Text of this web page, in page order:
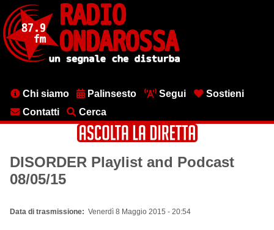
contenuto
principale
MenuChi siamo Palinsesto Segui
Sostieni
Contatti
Cerca
DISORDER Playlist and Podcast
08/05/15
Data di trasmissione Venerdì 8 Maggio 2015 - 20:54